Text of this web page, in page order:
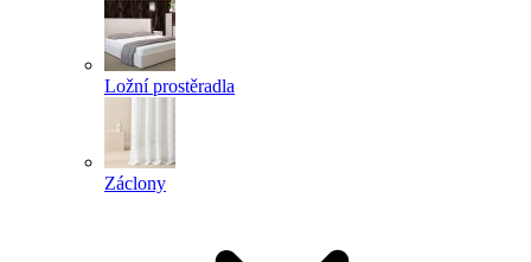
Ložní prostěradla
Záclony